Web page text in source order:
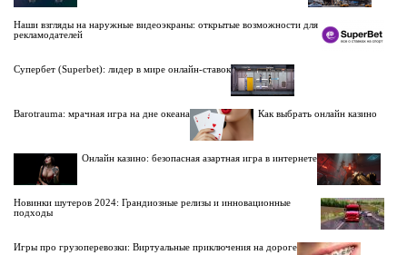
Наши взгляды на наружные видеоэкраны: открытые возможности для
рекламодателей
Супербет (Superbet): лидер в мире онлайн-ставок
Barotrauma: мрачная игра на дне океана Как выбрать онлайн казино
Онлайн казино: безопасная азартная игра в интернете
Новинки шутеров 2024: Грандиозные релизы и инновационные
подходы
Игры про грузоперевозки: Виртуальные приключения на дороге